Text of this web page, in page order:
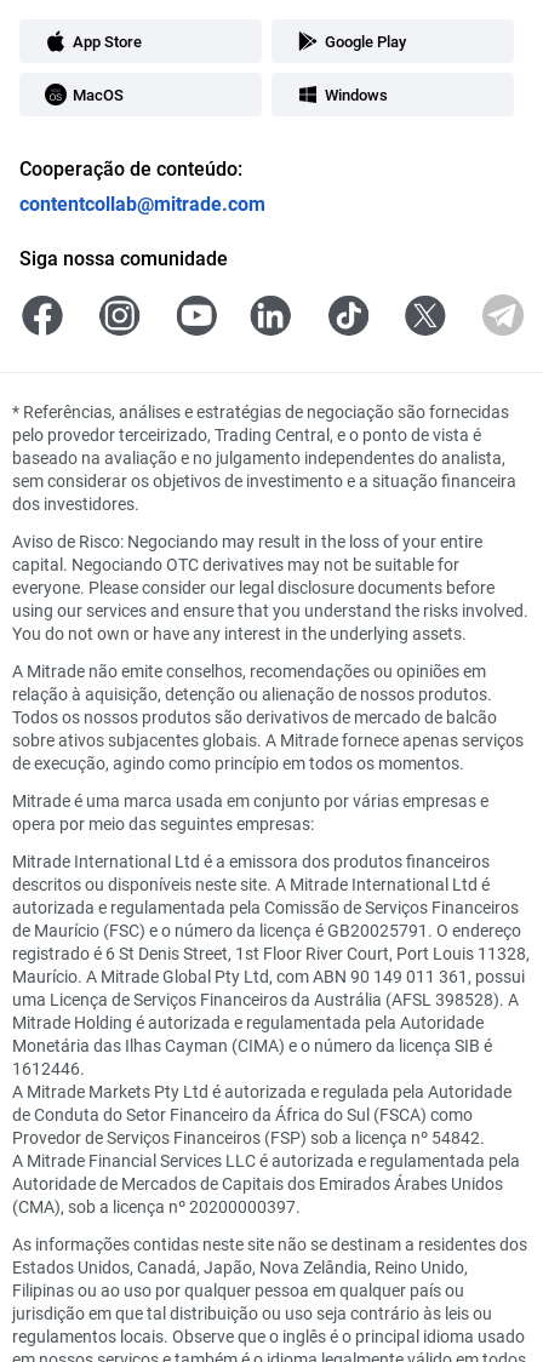
App Store Google Play
MacOS Windows
Cooperação de conteúdo:
contentcollab@mitrade.com
Siga nossa comunidade
* Referências, análises e estratégias de negociação são fornecidas
pelo provedor terceirizado, Trading Central, e o ponto de vista é
baseado na avaliação e no julgamento independentes do analista,
sem considerar os objetivos de investimento e a situação financeira
dos investidores.
Aviso de Risco: Negociando may result in the loss of your entire
capital. Negociando OTC derivatives may not be suitable for
everyone. Please consider our legal disclosure documents before
using our services and ensure that you understand the risks involved.
You do not own or have any interest in the underlying assets.
A Mitrade não emite conselhos, recomendações ou opiniões em
relação à aquisição, detenção ou alienação de nossos produtos.
Todos os nossos produtos são derivativos de mercado de balcão
sobre ativos subjacentes globais. A Mitrade fornece apenas serviços
de execução, agindo como princípio em todos os momentos.
Mitrade é uma marca usada em conjunto por várias empresas e
opera por meio das seguintes empresas:
Mitrade International Ltd é a emissora dos produtos financeiros
descritos ou disponíveis neste site. A Mitrade International Ltd é
autorizada e regulamentada pela Comissão de Serviços Financeiros
de Maurício (FSC) e o número da licença é GB20025791. O endereço
registrado é 6 St Denis Street, 1st Floor River Court, Port Louis 11328,
Maurício. A Mitrade Global Pty Ltd, com ABN 90 149 011 361, possui
uma Licença de Serviços Financeiros da Austrália (AFSL 398528). A
Mitrade Holding é autorizada e regulamentada pela Autoridade
Monetária das Ilhas Cayman (CIMA) e o número da licença SIB é
1612446.
A Mitrade Markets Pty Ltd é autorizada e regulada pela Autoridade
de Conduta do Setor Financeiro da África do Sul (FSCA) como
Provedor de Serviços Financeiros (FSP) sob a licença nº 54842.
A Mitrade Financial Services LLC é autorizada e regulamentada pela
Autoridade de Mercados de Capitais dos Emirados Árabes Unidos
(CMA), sob a licença nº 20200000397.
As informações contidas neste site não se destinam a residentes dos
Estados Unidos, Canadá, Japão, Nova Zelândia, Reino Unido,
Filipinas ou ao uso por qualquer pessoa em qualquer país ou
jurisdição em que tal distribuição ou uso seja contrário às leis ou
regulamentos locais. Observe que o inglês é o principal idioma usado